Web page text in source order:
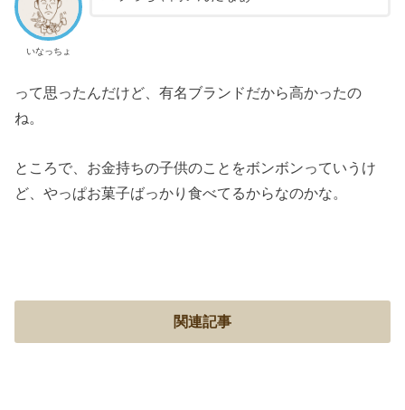
いなっちょ
って思ったんだけど、有名ブランドだから高かったの
ね。
ところで、お金持ちの子供のことをボンボンっていうけ
ど、やっぱお菓子ばっかり食べてるからなのかな。
関連記事